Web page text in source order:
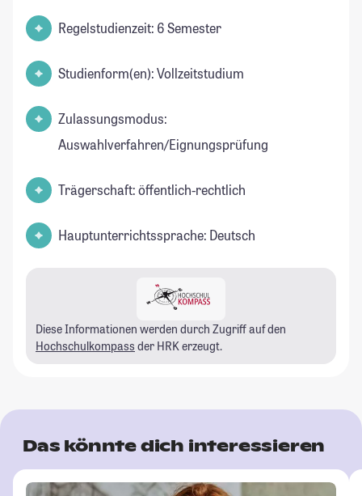
Regelstudienzeit: 6 Semester
Studienform(en): Vollzeitstudium
Zulassungsmodus:
Auswahlverfahren/Eignungsprüfung
Trägerschaft: öffentlich-rechtlich
Hauptunterrichtssprache: Deutsch
Diese Informationen werden durch Zugriff auf den
Hochschulkompass der HRK erzeugt.
Das könnte dich interessieren